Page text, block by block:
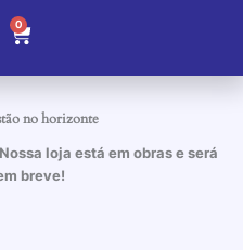
no horizonte
loja está em obras e será
breve!
0
Carrinho